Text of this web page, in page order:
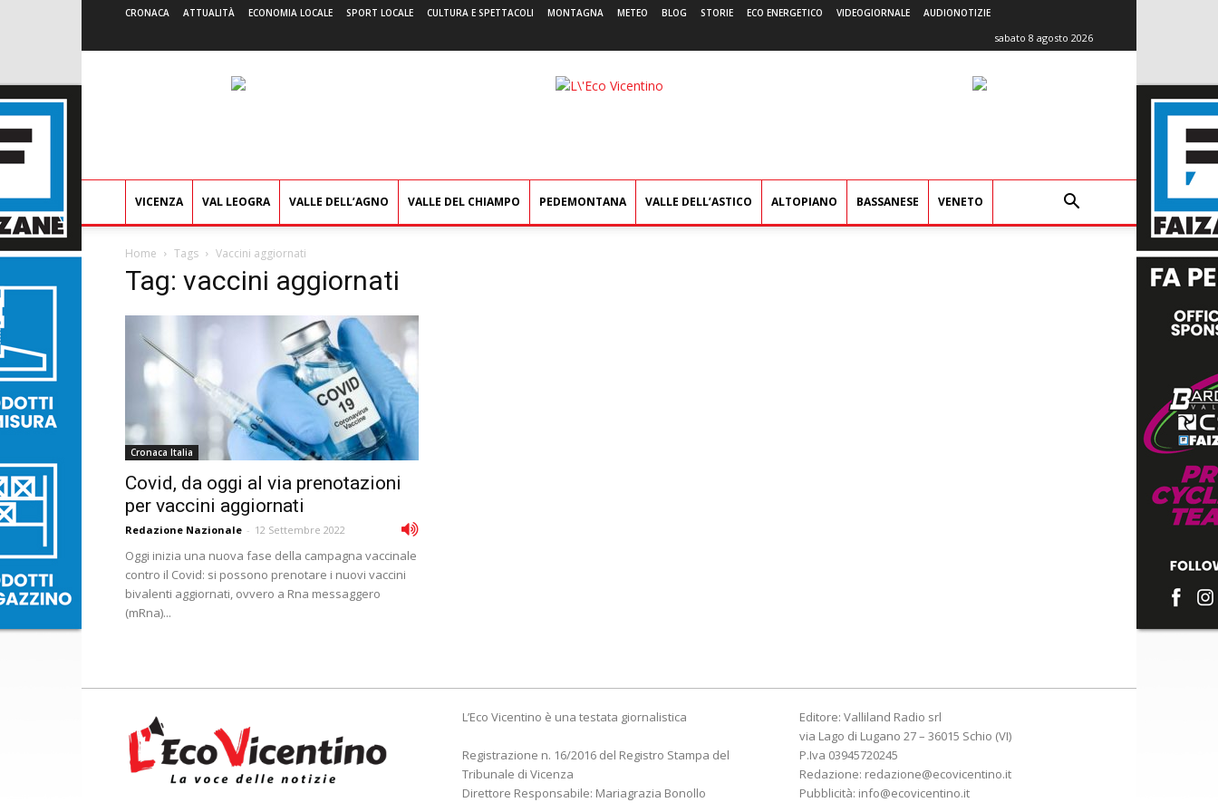
CRONACA ATTUALITÀ ECONOMIA LOCALE SPORT LOCALE CULTURA E SPETTACOLI MONTAGNA METEO BLOG STORIE ECO ENERGETICO VIDEOGIORNALE AUDIONOTIZIE
sabato 8 agosto 2026
L'Eco
VICENZA VAL LEOGRA VALLE DELL’AGNO VALLE DEL CHIAMPO PEDEMONTANA VALLE DELL’ASTICO ALTOPIANO BASSANESE VENETO
Home Tags Vaccini aggiornati
Tag: vaccini aggiornati
Cronaca Italia
Covid, da oggi al via prenotazioni
per vaccini aggiornati
Redazione Nazionale - 12 Settembre 2022
Oggi inizia una nuova fase della campagna vaccinale
contro il Covid: si possono prenotare i nuovi vaccini
bivalenti aggiornati, ovvero a Rna messaggero
(mRna)...
L’Eco Vicentino è una testata giornalistica
Registrazione n. 16/2016 del Registro Stampa del
Tribunale di Vicenza
Direttore Responsabile: Mariagrazia Bonollo
Editore: Valliland Radio srl
via Lago di Lugano 27 – 36015 Schio (VI)
P.Iva 03945720245
Redazione: redazione@ecovicentino.it
Pubblicità: info@ecovicentino.it